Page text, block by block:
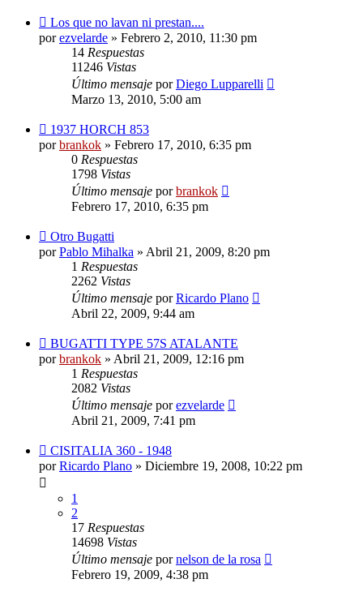
Los que no lavan ni prestan....
porezvelarde » Febrero 2, 2010, 11:30 pm
14 Respuestas
11246 Vistas
Último mensaje porDiego Lupparelli
Marzo 13, 2010, 5:00 am
1937 HORCH 853
porbrankok » Febrero 17, 2010, 6:35 pm
0 Respuestas
1798 Vistas
Último mensaje porbrankok
Febrero 17, 2010, 6:35 pm
Otro Bugatti
porPablo Mihalka » Abril 21, 2009, 8:20 pm
1 Respuestas
2262 Vistas
Último mensaje porRicardo Plano
Abril 22, 2009, 9:44 am
BUGATTI TYPE 57S ATALANTE
porbrankok » Abril 21, 2009, 12:16 pm
1 Respuestas
2082 Vistas
Último mensaje porezvelarde
Abril 21, 2009, 7:41 pm
CISITALIA 360 - 1948
porRicardo Plano » Diciembre 19, 2008, 10:22 pm
1
2
17 Respuestas
14698 Vistas
Último mensaje pornelson de la rosa
Febrero 19, 2009, 4:38 pm